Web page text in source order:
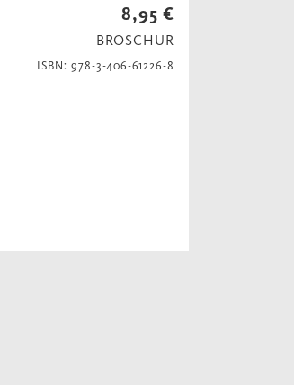
8,95 €
BROSCHUR
ISBN: 978-3-406-61226-8